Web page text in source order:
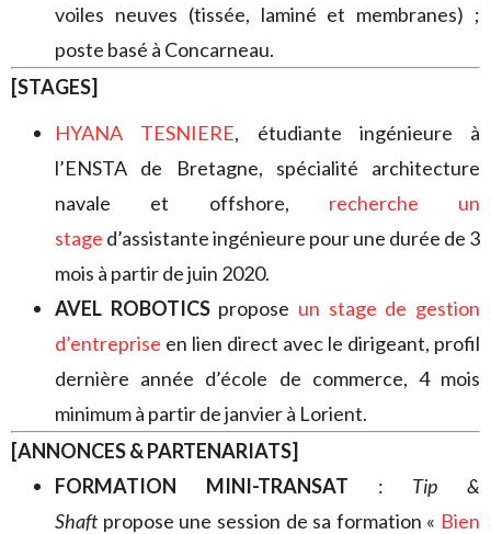
voiles neuves (tissée, laminé et membranes) ;
poste basé à Concarneau.
[STAGES]
HYANA TESNIERE, étudiante ingénieure à
l’ENSTA de Bretagne, spécialité architecture
navale et offshore, recherche un
stage d’assistante ingénieure pour une durée de 3
mois à partir de juin 2020.
AVEL ROBOTICSpropose un stage de gestion
d’entreprise en lien direct avec le dirigeant, profil
dernière année d’école de commerce, 4 mois
minimum à partir de janvier à Lorient.
[ANNONCES & PARTENARIATS]
FORMATION MINI-TRANSAT : Tip &
Shaftpropose une session de sa formation « Bien